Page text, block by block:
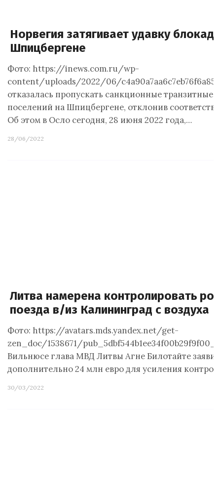
Норвегия затягивает удавку
Шпицбергене
Фото: https://inews.com.ru/wp-
content/uploads/2022/06/
отказалась пропускать санкционные транзитные
поселений на Шпицбергене, отклонив
Об этом в Осло сегодня, 28 июня 2022 года,…
28/06/2022
Литва намерена контролировать
поезда в/из Калининград с воздуха
Фото: https://avatars.mds.yandex.net/get-
zen_doc/1538671/
Вильнюсе глава МВД Литвы Агне Билотайте
дополнительно 24 млн евро для усиления
30/03/2022